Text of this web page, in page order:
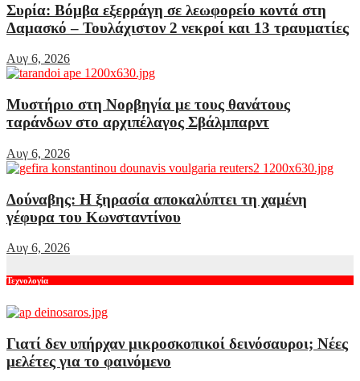
Συρία: Βόμβα εξερράγη σε λεωφορείο κοντά στη
Δαμασκό – Τουλάχιστον 2 νεκροί και 13 τραυματίες
Αυγ 6, 2026
Μυστήριο στη Νορβηγία με τους θανάτους
ταράνδων στο αρχιπέλαγος Σβάλμπαρντ
Αυγ 6, 2026
Δούναβης: Η ξηρασία αποκαλύπτει τη χαμένη
γέφυρα του Κωνσταντίνου
Αυγ 6, 2026
Τεχνολογία
Γιατί δεν υπήρχαν μικροσκοπικοί δεινόσαυροι; Νέες
μελέτες για το φαινόμενο